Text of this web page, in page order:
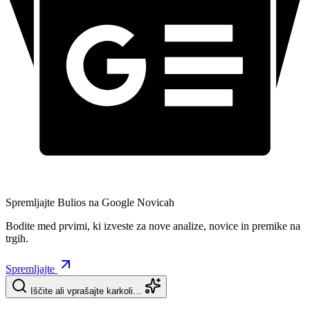
Spremljajte Bulios na Google Novicah
Bodite med prvimi, ki izveste za nove analize, novice in premike na
trgih.
Spremljajte
Iščite ali vprašajte karkoli…